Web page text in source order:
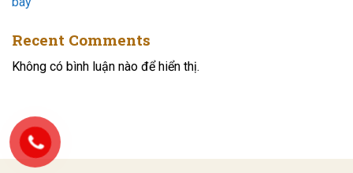
Recent Comments
Không có bình luận nào để hiển thị.